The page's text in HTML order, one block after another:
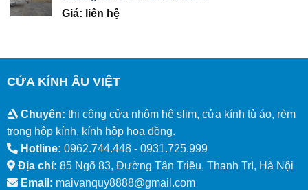
Giá: liên hệ
CỬA KÍNH ÂU VIỆT
Chuyên: thi công cửa nhôm hệ slim, cửa kính tủ áo, rèm
trong hộp kính, kính hộp hoa đồng.
Hotline: 0962.744.448 - 0931.725.999
Địa chỉ: 85 Ngõ 83, Đường Tân Triều, Thanh Trì, Hà Nội
Email: maivanquy8888@gmail.com